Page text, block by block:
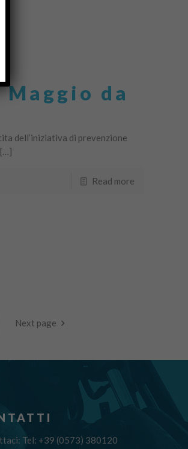
da
dell’iniziativa di prevenzione
Read more
Next page
Tel: +39 (0573) 380120